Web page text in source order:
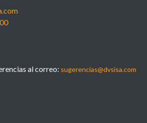
al correo: sugerencias@dvsisa.com